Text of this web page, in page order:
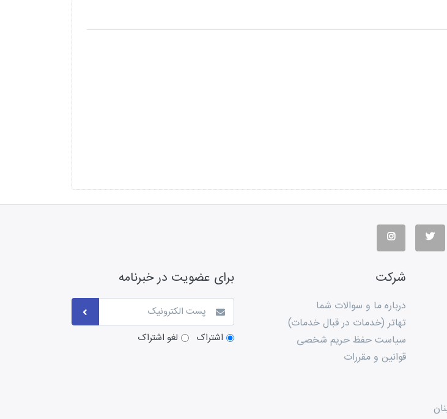
شرکت
درباره ما و سوالات شما
تهاتر (خدمات در قبال خدمات)
سیاست حفظ حریم شخصی
قوانین و مقررات
برای عضویت در خبرنامه
اشتراک لغو اشتراک